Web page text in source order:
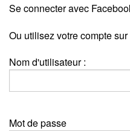
Se connecter avec
Ou utilisez votre compte
Nom d'utilisateur :
Mot de passe